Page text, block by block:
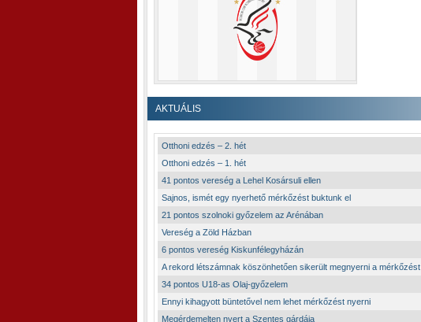
AKTUÁLIS
Otthoni edzés – 2. hét
Otthoni edzés – 1. hét
41 pontos vereség a Lehel Kosársuli ellen
Sajnos, ismét egy nyerhető mérkőzést buktunk el
21 pontos szolnoki győzelem az Arénában
Vereség a Zöld Házban
6 pontos vereség Kiskunfélegyházán
A rekord létszámnak köszönhetően sikerült megnyerni a mérkőzést
34 pontos U18-as Olaj-győzelem
Ennyi kihagyott büntetővel nem lehet mérkőzést nyerni
Megérdemelten nyert a Szentes gárdája